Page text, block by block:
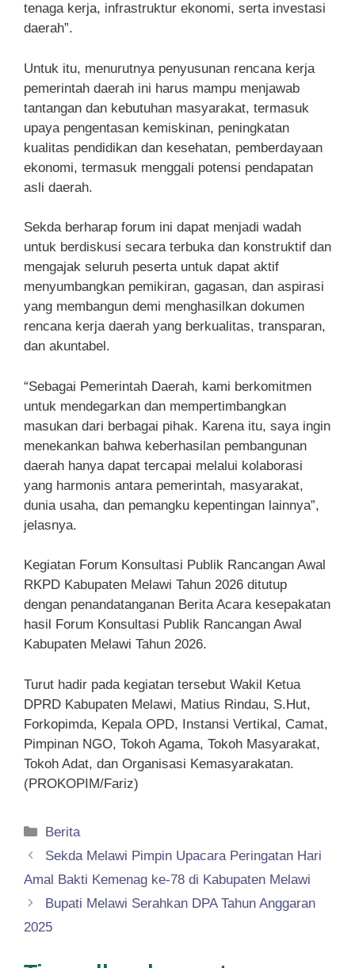
tenaga kerja, infrastruktur ekonomi, serta investasi
daerah”.
Untuk itu, menurutnya penyusunan rencana kerja
pemerintah daerah ini harus mampu menjawab
tantangan dan kebutuhan masyarakat, termasuk
upaya pengentasan kemiskinan, peningkatan
kualitas pendidikan dan kesehatan, pemberdayaan
ekonomi, termasuk menggali potensi pendapatan
asli daerah.
Sekda berharap forum ini dapat menjadi wadah
untuk berdiskusi secara terbuka dan konstruktif dan
mengajak seluruh peserta untuk dapat aktif
menyumbangkan pemikiran, gagasan, dan aspirasi
yang membangun demi menghasilkan dokumen
rencana kerja daerah yang berkualitas, transparan,
dan akuntabel.
“Sebagai Pemerintah Daerah, kami berkomitmen
untuk mendegarkan dan mempertimbangkan
masukan dari berbagai pihak. Karena itu, saya ingin
menekankan bahwa keberhasilan pembangunan
daerah hanya dapat tercapai melalui kolaborasi
yang harmonis antara pemerintah, masyarakat,
dunia usaha, dan pemangku kepentingan lainnya”,
jelasnya.
Kegiatan Forum Konsultasi Publik Rancangan Awal
RKPD Kabupaten Melawi Tahun 2026 ditutup
dengan penandatanganan Berita Acara kesepakatan
hasil Forum Konsultasi Publik Rancangan Awal
Kabupaten Melawi Tahun 2026.
Turut hadir pada kegiatan tersebut Wakil Ketua
DPRD Kabupaten Melawi, Matius Rindau, S.Hut,
Forkopimda, Kepala OPD, Instansi Vertikal, Camat,
Pimpinan NGO, Tokoh Agama, Tokoh Masyarakat,
Tokoh Adat, dan Organisasi Kemasyarakatan.
(PROKOPIM/Fariz)
Kategori
Berita
Sekda Melawi Pimpin Upacara Peringatan Hari
Amal Bakti Kemenag ke-78 di Kabupaten Melawi
Bupati Melawi Serahkan DPA Tahun Anggaran
2025